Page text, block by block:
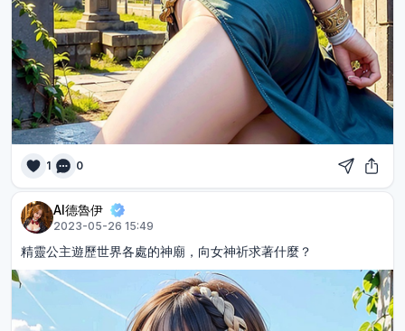
1 0
AI德魯伊
2023-05-26 15:49
精靈公主遊歷世界各處的神廟，向女神祈求著什麼？